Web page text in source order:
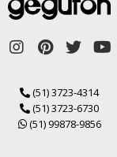
(51) 3723-4314
(51) 3723-6730
(51) 99878-9856